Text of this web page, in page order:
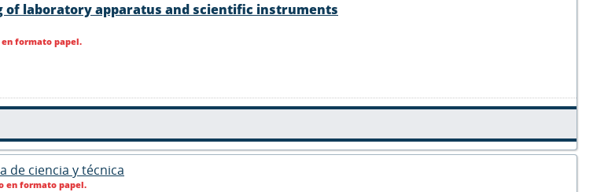
of laboratory apparatus and scientific instruments
formato papel.
de ciencia y técnica
en formato papel.